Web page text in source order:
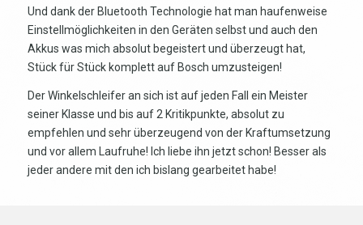
Und dank der Bluetooth Technologie hat man haufenweise
Einstellmöglichkeiten in den Geräten selbst und auch den
Akkus was mich absolut begeistert und überzeugt hat,
Stück für Stück komplett auf Bosch umzusteigen!
Der Winkelschleifer an sich ist auf jeden Fall ein Meister
seiner Klasse und bis auf 2 Kritikpunkte, absolut zu
empfehlen und sehr überzeugend von der Kraftumsetzung
und vor allem Laufruhe! Ich liebe ihn jetzt schon! Besser als
jeder andere mit den ich bislang gearbeitet habe!